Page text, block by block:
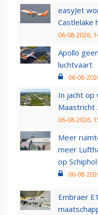
easyJet
Castlelake
06-08-2026,
Apollo
luchtvaart
06-08-
In jacht op
Maastricht
06-08-2026,
Meer
meer
op Schiphol
06-08-
Embraer